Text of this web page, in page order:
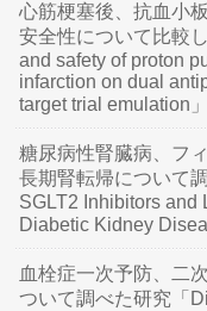
心筋梗塞後、抗血小
安全性について比較
and safety of proton
infarction on dual
target trial emulation
糖尿病性腎臓病、フ
長期腎転帰について
SGLT2 Inhibitors and
Diabetic Kidney
血栓症一次予防、二
ついて調べた研究「